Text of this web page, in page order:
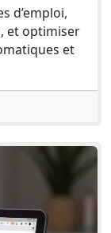
d’emploi,
et optimiser
et